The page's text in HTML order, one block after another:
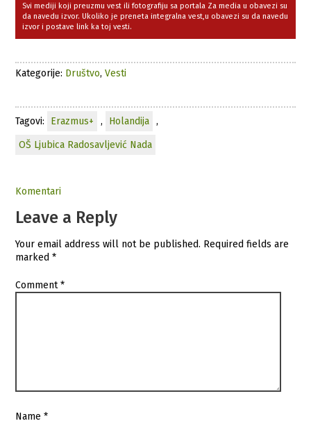
Svi mediji koji preuzmu vest ili fotografiju sa portala Za media u obavezi su
da navedu izvor. Ukoliko je preneta integralna vest,u obavezi su da navedu
izvor i postave link ka toj vesti.
Kategorije: Društvo,Vesti
Tagovi: Erazmus+ , Holandija
,
OŠ Ljubica Radosavljević Nada
Komentari
Leave a Reply
Your email address will not be published. Required fields are
marked*
Comment*
Name*